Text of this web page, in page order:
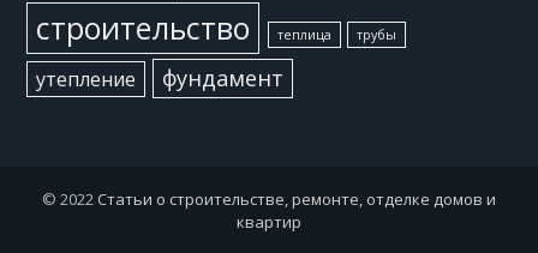
строительство
теплица трубы
утепление фундамент
© 2022 Статьи о строительстве, ремонте, отделке домов и
квартир